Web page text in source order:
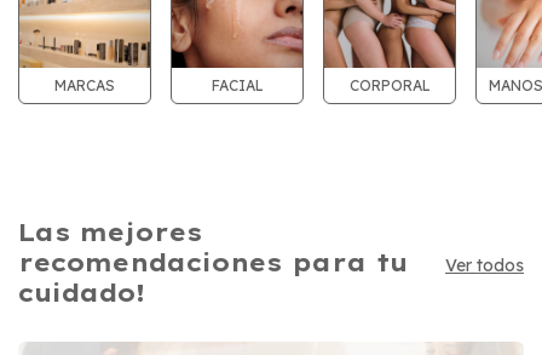
MARCAS FACIAL CORPORAL
Las mejores
recomendaciones para tu
cuidado!
Ver todos